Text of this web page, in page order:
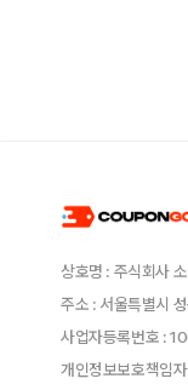
상호명 : 주식회사
주소 : 서울특별시
사업자등록번호 :
개인정보보호책임